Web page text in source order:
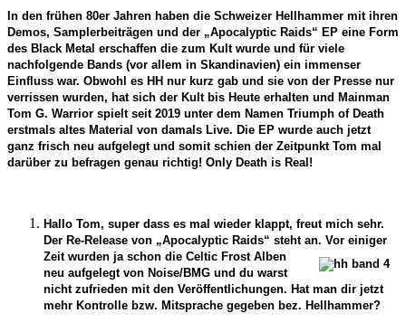
In den frühen 80er Jahren haben die Schweizer Hellhammer mit ihren
Demos, Samplerbeiträgen und der „Apocalyptic Raids“ EP eine Form
des Black Metal erschaffen die zum Kult wurde und für viele
nachfolgende Bands (vor allem in Skandinavien) ein immenser
Einfluss war. Obwohl es HH nur kurz gab und sie von der Presse nur
verrissen wurden, hat sich der Kult bis Heute erhalten und Mainman
Tom G. Warrior spielt seit 2019 unter dem Namen Triumph of Death
erstmals altes Material von damals Live. Die EP wurde auch jetzt
ganz frisch neu aufgelegt und somit schien der Zeitpunkt Tom mal
darüber zu befragen genau richtig! Only Death is Real!
Hallo Tom, super dass es mal wieder klappt, freut mich sehr.
Der Re-Release von „Apocalyptic Raids“ steht an. Vor einiger
Zeit wurden ja schon die Celtic Frost Alben
neu aufgelegt von Noise/BMG und du warst
nicht zufrieden mit den Veröffentlichungen. Hat man dir jetzt
mehr Kontrolle bzw. Mitsprache gegeben bez. Hellhammer?